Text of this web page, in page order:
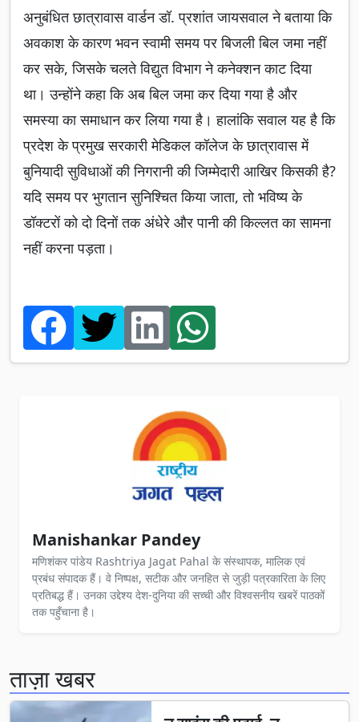
अनुबंधित छात्रावास वार्डन डॉ. प्रशांत जायसवाल ने बताया कि
अवकाश के कारण भवन स्वामी समय पर बिजली बिल जमा नहीं
कर सके, जिसके चलते विद्युत विभाग ने कनेक्शन काट दिया
था। उन्होंने कहा कि अब बिल जमा कर दिया गया है और
समस्या का समाधान कर लिया गया है। हालांकि सवाल यह है कि
प्रदेश के प्रमुख सरकारी मेडिकल कॉलेज के छात्रावास में
बुनियादी सुविधाओं की निगरानी की जिम्मेदारी आखिर किसकी है?
यदि समय पर भुगतान सुनिश्चित किया जाता, तो भविष्य के
डॉक्टरों को दो दिनों तक अंधेरे और पानी की किल्लत का सामना
नहीं करना पड़ता।
Manishankar Pandey
मणिशंकर पांडेय Rashtriya Jagat Pahal के संस्थापक, मालिक एवं
प्रबंध संपादक हैं। वे निष्पक्ष, सटीक और जनहित से जुड़ी पत्रकारिता के लिए
प्रतिबद्ध हैं। उनका उद्देश्य देश-दुनिया की सच्ची और विश्वसनीय खबरें पाठकों
तक पहुँचाना है।
ताज़ा खबर